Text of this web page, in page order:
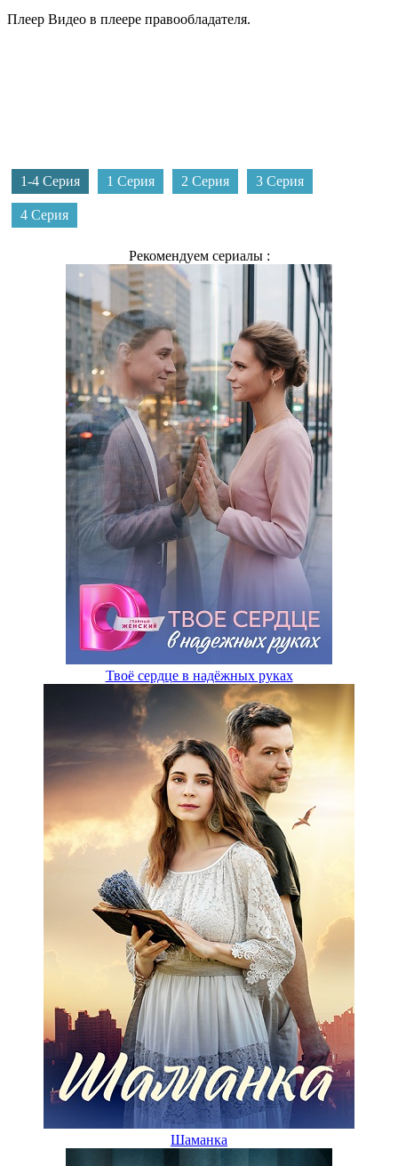
Плеер Видео в плеере правообладателя.
1-4 Серия 1 Серия 2 Серия 3 Серия
4 Серия
Рекомендуем сериалы :
Твоё сердце в надёжных руках
Шаманка